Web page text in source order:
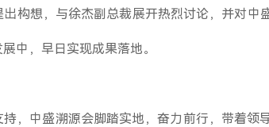
构想，与徐杰副总裁展开热烈讨论，并对
中，早日实现成果落地。
，中盛溯源会脚踏实地，奋力前行，带着